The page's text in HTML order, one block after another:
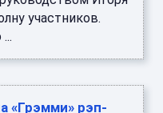
участников.
«Грэмми» рэп-